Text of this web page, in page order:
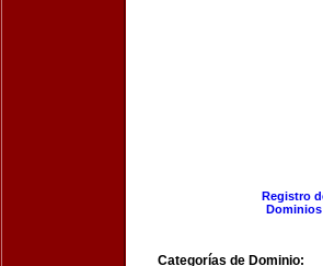
Registro
Categorías de Dominio: